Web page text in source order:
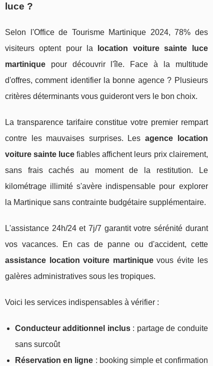
luce ?
Selon l'Office de Tourisme Martinique 2024, 78% des
visiteurs optent pour la
location voiture sainte luce
martinique pour découvrir l'île. Face à la multitude
d'offres, comment identifier la bonne agence ? Plusieurs
critères déterminants vous guideront vers le bon choix.
La transparence tarifaire constitue votre premier rempart
contre les mauvaises surprises. Les agence location
voiture sainte luce fiables affichent leurs prix clairement,
sans frais cachés au moment de la restitution. Le
kilométrage illimité s'avère indispensable pour explorer
la Martinique sans contrainte budgétaire supplémentaire.
L'assistance 24h/24 et 7j/7 garantit votre sérénité durant
vos vacances. En cas de panne ou d'accident, cette
assistance location voiture martiniquevous évite les
galères administratives sous les tropiques.
Voici les services indispensables à vérifier :
Conducteur additionnel inclus: partage de conduite
sans surcoût
Réservation en ligne : booking simple et confirmation